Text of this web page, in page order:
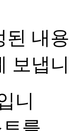
된 내
보냅